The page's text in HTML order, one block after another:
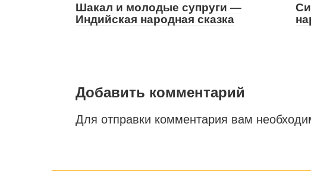
Шакал и молодые супруги —
Индийская народная сказка
Добавить комментарий
Для отправки комментария вам